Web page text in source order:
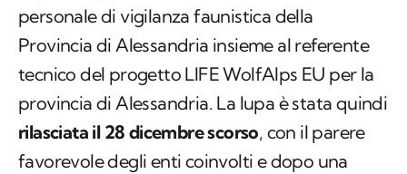
personale di vigilanza faunistica della
Provincia di Alessandria insieme al referente
tecnico del progetto LIFE WolfAlps EU per la
provincia di Alessandria. La lupa è stata quindi
rilasciata il 28 dicembre scorso, con il parere
favorevole degli enti coinvolti e dopo una